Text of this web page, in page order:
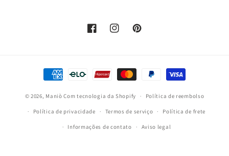
FacebookInstagramPinterest
Formas
de
pagamento
© 2026, Maniò Com tecnologia da Shopify Política de reembolso
Política de privacidade Termos de serviço Política de frete
Informações de contato Aviso legal